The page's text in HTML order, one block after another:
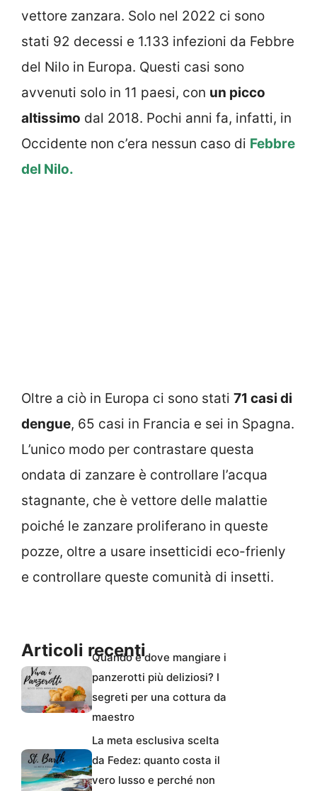
vettore zanzara. Solo nel 2022 ci sono
stati 92 decessi e 1.133 infezioni da Febbre
del Nilo in Europa. Questi casi sono
avvenuti solo in 11 paesi, con un picco
altissimo dal 2018. Pochi anni fa, infatti, in
Occidente non c’era nessun caso di Febbre
del Nilo.
Oltre a ciò in Europa ci sono stati 71 casi di
dengue, 65 casi in Francia e sei in Spagna.
L’unico modo per contrastare questa
ondata di zanzare è controllare l’acqua
stagnante, che è vettore delle malattie
poiché le zanzare proliferano in queste
pozze, oltre a usare insetticidi eco-frienly
e controllare queste comunità di insetti.
Articoli recentiQuando e dove mangiare i
panzerotti più deliziosi? I
segreti per una cottura da
maestro
La meta esclusiva scelta
da Fedez: quanto costa il
vero lusso e perché non